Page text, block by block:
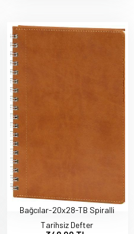
Bağcılar-20x28-TB Spiralli
Tarihsiz Defter